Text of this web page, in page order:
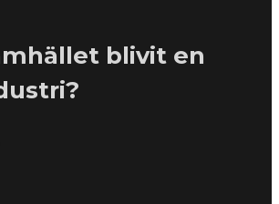
blivit en